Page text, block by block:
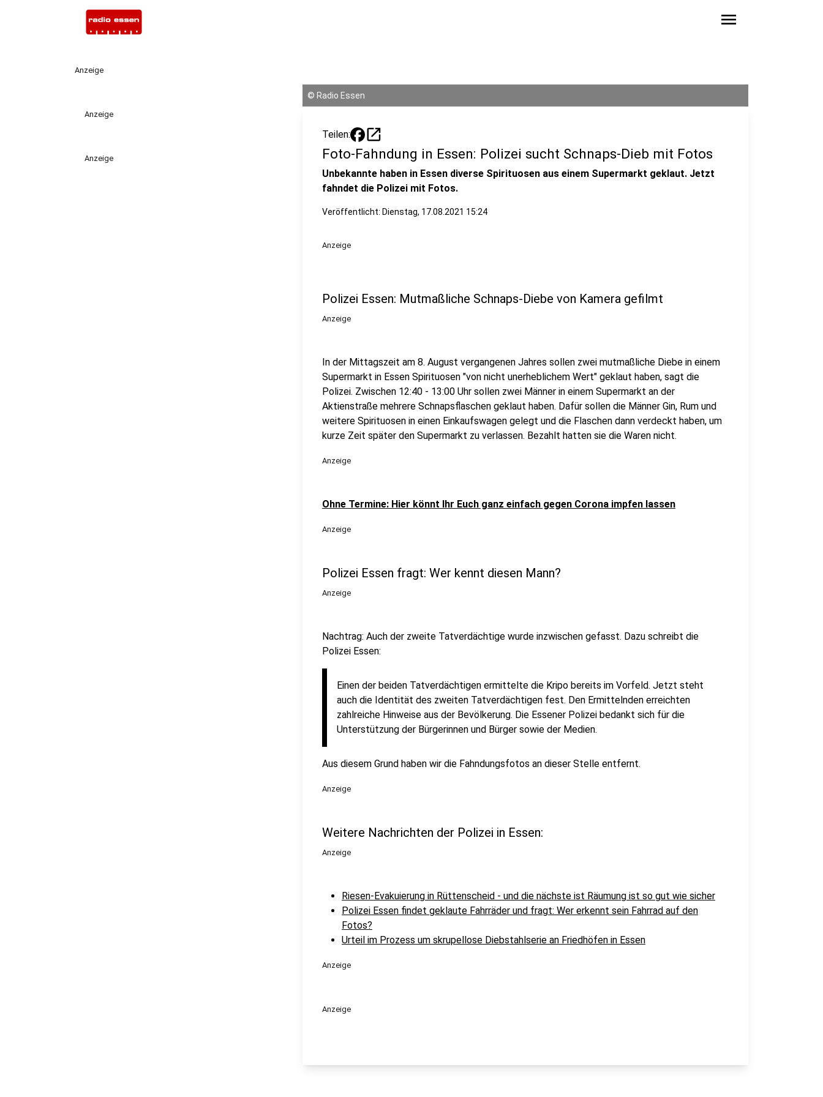
menu
Anzeige
Anzeige
Anzeige
© Radio Essen
Teilen: open_in_new
Foto-Fahndung in Essen: Polizei sucht Schnaps-Dieb mit Fotos
Unbekannte haben in Essen diverse Spirituosen aus einem Supermarkt geklaut. Jetzt
fahndet die Polizei mit Fotos.
Veröffentlicht: Dienstag, 17.08.2021 15:24
Anzeige
Polizei Essen: Mutmaßliche Schnaps-Diebe von Kamera gefilmt
Anzeige
In der Mittagszeit am 8. August vergangenen Jahres sollen zwei mutmaßliche Diebe in einem
Supermarkt in Essen Spirituosen "von nicht unerheblichem Wert" geklaut haben, sagt die
Polizei. Zwischen 12:40 - 13:00 Uhr sollen zwei Männer in einem Supermarkt an der
Aktienstraße mehrere Schnapsflaschen geklaut haben. Dafür sollen die Männer Gin, Rum und
weitere Spirituosen in einen Einkaufswagen gelegt und die Flaschen dann verdeckt haben, um
kurze Zeit später den Supermarkt zu verlassen. Bezahlt hatten sie die Waren nicht.
Anzeige
Ohne Termine: Hier könnt Ihr Euch ganz einfach gegen Corona impfen lassen
Anzeige
Polizei Essen fragt: Wer kennt diesen Mann?
Anzeige
Nachtrag: Auch der zweite Tatverdächtige wurde inzwischen gefasst. Dazu schreibt die
Polizei Essen:
Einen der beiden Tatverdächtigen ermittelte die Kripo bereits im Vorfeld. Jetzt steht
auch die Identität des zweiten Tatverdächtigen fest. Den Ermittelnden erreichten
zahlreiche Hinweise aus der Bevölkerung. Die Essener Polizei bedankt sich für die
Unterstützung der Bürgerinnen und Bürger sowie der Medien.
Aus diesem Grund haben wir die Fahndungsfotos an dieser Stelle entfernt.
Anzeige
Weitere Nachrichten der Polizei in Essen:
Anzeige
Riesen-Evakuierung in Rüttenscheid - und die nächste ist Räumung ist so gut wie sicher
Polizei Essen findet geklaute Fahrräder und fragt: Wer erkennt sein Fahrrad auf den
Fotos?
Urteil im Prozess um skrupellose Diebstahlserie an Friedhöfen in Essen
Anzeige
Anzeige